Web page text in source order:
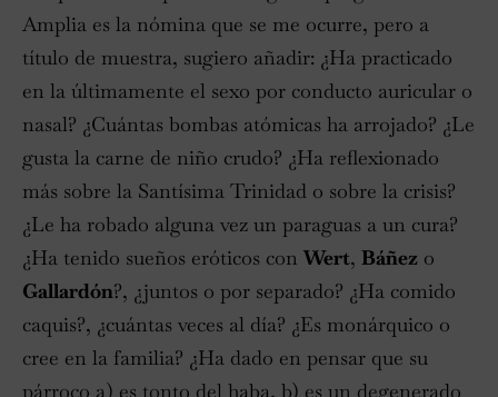
Amplia es la nómina que se me ocurre, pero a
título de muestra, sugiero añadir: ¿Ha practicado
en la últimamente el sexo por conducto auricular o
nasal? ¿Cuántas bombas atómicas ha arrojado? ¿Le
gusta la carne de niño crudo? ¿Ha reflexionado
más sobre la Santísima Trinidad o sobre la crisis?
¿Le ha robado alguna vez un paraguas a un cura?
¿Ha tenido sueños eróticos con Wert, Báñez o
Gallardón?, ¿juntos o por separado? ¿Ha comido
caquis?, ¿cuántas veces al día? ¿Es monárquico o
cree en la familia? ¿Ha dado en pensar que su
párroco a) es tonto del haba, b) es un degenerado